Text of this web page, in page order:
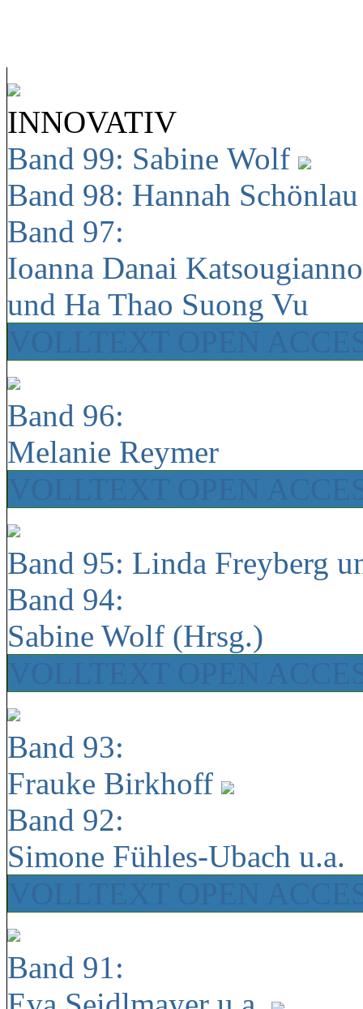
INNOVATIV
Band 99: Sabine Wolf
Band 98: Hannah
Band 97:
Ioanna Danai
und Ha Thao Suong Vu
Band 96:
Melanie Reymer
Band 95: Linda Freyberg
Band 94:
Sabine Wolf (Hrsg.)
Band 93:
Frauke Birkhoff
Band 92:
Simone Fühles-Ubach u.a.
Band 91: